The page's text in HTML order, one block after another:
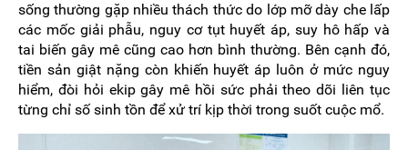
sống thường gặp nhiều thách thức do lớp mỡ dày che lấp
các mốc giải phẫu, nguy cơ tụt huyết áp, suy hô hấp và
tai biến gây mê cũng cao hơn bình thường. Bên cạnh đó,
tiền sản giật nặng còn khiến huyết áp luôn ở mức nguy
hiểm, đòi hỏi ekip gây mê hồi sức phải theo dõi liên tục
từng chỉ số sinh tồn để xử trí kịp thời trong suốt cuộc mổ.